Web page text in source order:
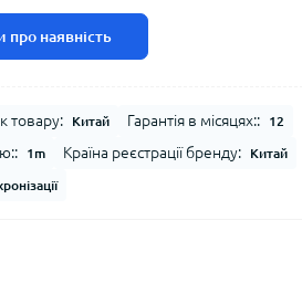
про наявність
товару: Китай Гарантія в місяцях:: 12
1m Країна реєстрації бренду: Китай